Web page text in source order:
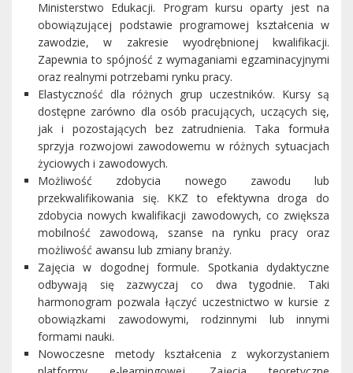
Ministerstwo Edukacji. Program kursu oparty jest na
obowiązującej podstawie programowej kształcenia w
zawodzie, w zakresie wyodrębnionej kwalifikacji.
Zapewnia to spójność z wymaganiami egzaminacyjnymi
oraz realnymi potrzebami rynku pracy.
Elastyczność dla różnych grup uczestników. Kursy są
dostępne zarówno dla osób pracujących, uczących się,
jak i pozostających bez zatrudnienia. Taka formuła
sprzyja rozwojowi zawodowemu w różnych sytuacjach
życiowych i zawodowych.
Możliwość zdobycia nowego zawodu lub
przekwalifikowania się. KKZ to efektywna droga do
zdobycia nowych kwalifikacji zawodowych, co zwiększa
mobilność zawodową, szanse na rynku pracy oraz
możliwość awansu lub zmiany branży.
Zajęcia w dogodnej formule. Spotkania dydaktyczne
odbywają się zazwyczaj co dwa tygodnie. Taki
harmonogram pozwala łączyć uczestnictwo w kursie z
obowiązkami zawodowymi, rodzinnymi lub innymi
formami nauki.
Nowoczesne metody kształcenia z wykorzystaniem